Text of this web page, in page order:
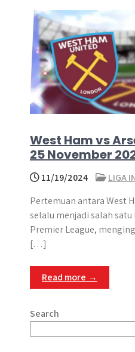
West Ham vs
25 November
11/19/2024
LIGA
Pertemuan antara West
selalu menjadi salah
Premier League,
[…]
Read more →
Search